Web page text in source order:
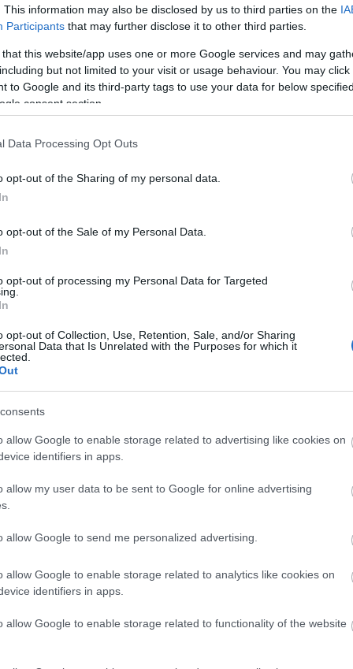
This information may also be disclosed by us to third parties on the
Participants that may further disclose it to other third parties.
that this website/app uses one or more Google services and may
but not limited to your visit or usage behaviour. You may
to Google and its third-party tags to use your data for below
consent section.
Data Processing Opt Outs
opt-out of the Sharing of my personal data.
opt-out of the Sale of my Personal Data.
opt-out of processing my Personal Data for Targeted
opt-out of Collection, Use, Retention, Sale, and/or Sharing
Data that Is Unrelated with the Purposes for which it
allow Google to enable storage related to advertising like cookies on
identifiers in apps.
allow my user data to be sent to Google for online advertising
allow Google to send me personalized advertising.
allow Google to enable storage related to analytics like cookies on
identifiers in apps.
allow Google to enable storage related to functionality of the website
- Kokas Dóra jobbról a második
Zeneakadémia mellett Berlinben tanult, illetve
Maintz. A döntőre Sosztakovics I.